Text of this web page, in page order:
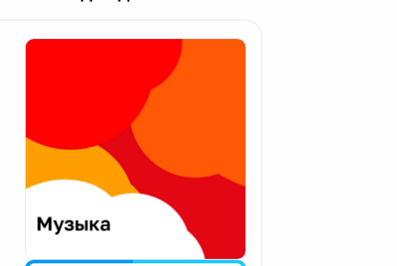
Апатиты
Екатеринбург
Калининград
Калуга